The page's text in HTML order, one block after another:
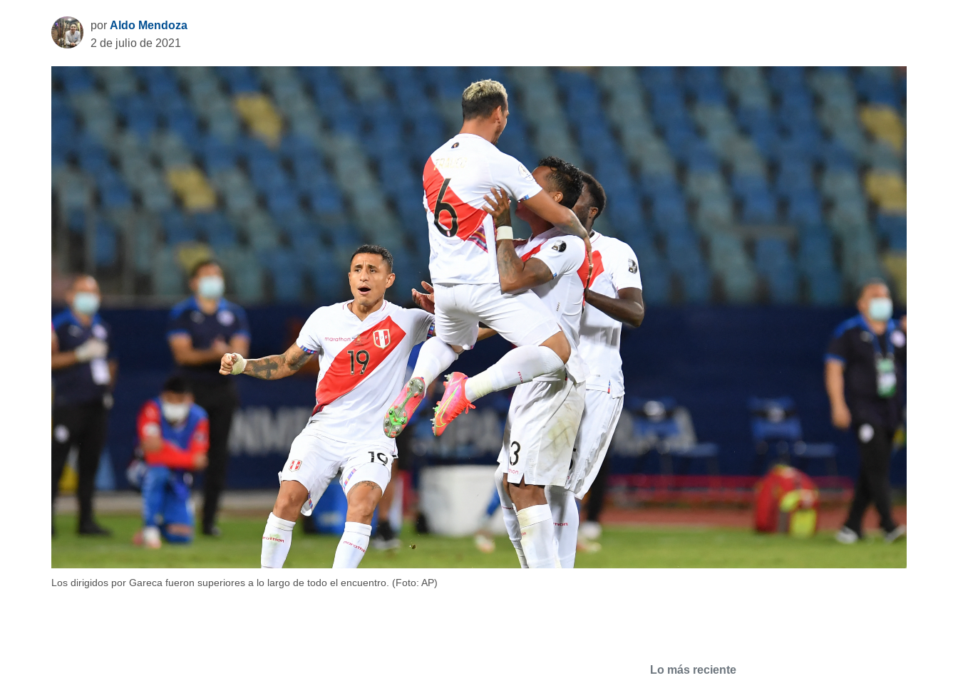
por Aldo Mendoza
2 de julio de 2021
Los dirigidos por Gareca fueron superiores a lo largo de todo el encuentro. (Foto: AP)
Lo más reciente